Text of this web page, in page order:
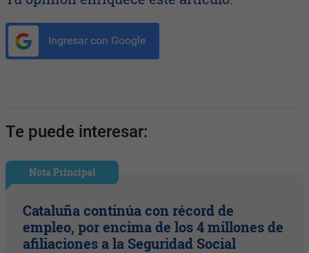
Ingresar con Google
Te puede interesar:
Nota Principal
Cataluña continúa con récord de
empleo, por encima de los 4 millones de
afiliaciones a la Seguridad Social